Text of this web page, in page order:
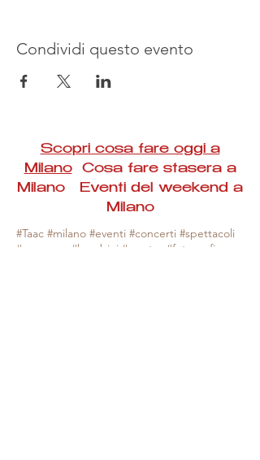
Condividi questo evento
Scopri cosa fare oggi a
MilanoCosa fare stasera a
Milano Eventi del weekend a
Milano
#Taac #milano #eventi #concerti #spettacoli
#rassegne #bambini #mostre #fotografia